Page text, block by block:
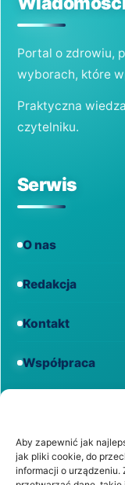
Aby zapewnić jak
jak pliki cookie, do
informacji o urządzeniu.
Portal o zdrowiu,
wyborach, które
Praktyczna
czytelniku.
Serwis
O nas
Redakcja
Kontakt
Współpraca
Regulamin